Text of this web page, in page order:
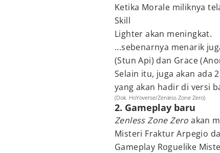
Ketika Morale miliknya
Skill
Lighter akan meningkat.
...sebenarnya menarik
(Stun Api) dan Grace
Selain itu, juga akan ada
yang akan hadir di versi
(Dok. HoYoverse/Zenless Zone Zero)
2. Gameplay baru
Zenless Zone Zero akan
Misteri Fraktur Arpegio
Gameplay Roguelike